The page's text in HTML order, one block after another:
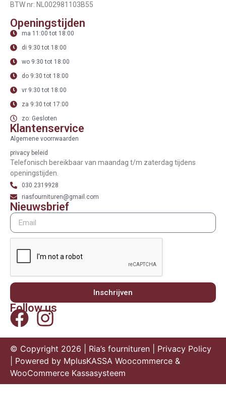
BTW nr: NL002981103B55
Openingstijden
ma 11:00 tot 18:00
di 9:30 tot 18:00
wo 9:30 tot 18:00
do 9:30 tot 18:00
vr 9:30 tot 18:00
za 9:30 tot 17:00
zo: Gesloten
Klantenservice
Algemene voorrwaarden
privacy beleid
Telefonisch bereikbaar van maandag t/m zaterdag tijdens
openingstijden.
030 2319928
riasfournituren@gmail.com
Nieuwsbrief
Inschrijven
Follow us
© Copyright 2026 | Ria’s fournituren | Privacy Policy
| Powered by MplusKASSA Woocommerce &
WooCommerce Kassasysteem